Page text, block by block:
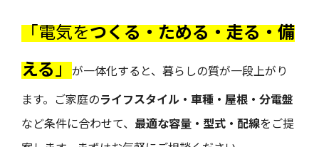
「電気をつくる・ためる・走る・備
える」が一体化すると、暮らしの質が一段上がり
ます。ご家庭のライフスタイル・車種・屋根・分電盤
など条件に合わせて、 最適な容量・型式・配線をご提